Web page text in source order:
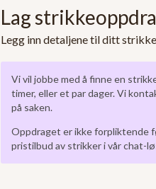
Lag
Legg inn detaljene til ditt
Vi vil jobbe med å finne en
timer, eller et par dager. Vi
på saken.
Oppdraget er ikke forpliktende
pristilbud av strikker i vår chat-